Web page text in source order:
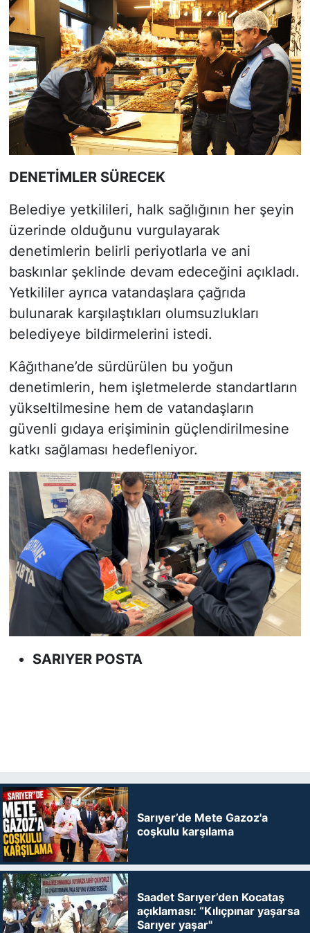
DENETİMLER SÜRECEK
Belediye yetkilileri, halk sağlığının her şeyin
üzerinde olduğunu vurgulayarak
denetimlerin belirli periyotlarla ve ani
baskınlar şeklinde devam edeceğini açıkladı.
Yetkililer ayrıca vatandaşlara çağrıda
bulunarak karşılaştıkları olumsuzlukları
belediyeye bildirmelerini istedi.
Kâğıthane’de sürdürülen bu yoğun
denetimlerin, hem işletmelerde standartların
yükseltilmesine hem de vatandaşların
güvenli gıdaya erişiminin güçlendirilmesine
katkı sağlaması hedefleniyor.
SARIYER POSTA
Sarıyer’de Mete Gazoz'a
coşkulu karşılama
Saadet Sarıyer’den Kocataş
açıklaması: “Kılıçpınar yaşarsa
Sarıyer yaşar"